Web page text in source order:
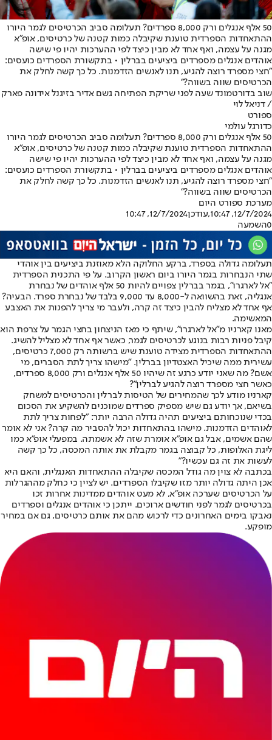
50 אלף אנגלים ורק 8,000 ספרדים? תעלומה סביב הכרטיסים לגמר היורו
ההתאחדות הספרדית טוענת שקיבלה כמות קטנה של כרטיסים, אופ"א
מגנה על עצמה, ואף אחד לא מבין כיצד לפי ההערכות יהיו פי שישה
אוהדים אנגלים מספרדים ביציעים בברלין • בתקשורת הספרדים כועסים:
"חצי מספרד רוצה להגיע, תנו לאנשים הזדמנות. כל כך קשה לחלק את
הכרטיסים שווה בשווה?"
שוב בדורטמונד שעה לפני שריקת הפתיחה גשם אדיר בזיגנל אידונה פארק
/ דניאל לוי
ספורט
כדורגל עולמי
50 אלף אנגלים ורק 8,000 ספרדים? תעלומה סביב הכרטיסים לגמר היורו
ההתאחדות הספרדית טוענת שקיבלה כמות קטנה של כרטיסים, אופ"א
מגנה על עצמה, ואף אחד לא מבין כיצד לפי ההערכות יהיו פי שישה
אוהדים אנגלים מספרדים ביציעים בברלין • בתקשורת הספרדים כועסים:
"חצי מספרד רוצה להגיע, תנו לאנשים הזדמנות. כל כך קשה לחלק את
הכרטיסים שווה בשווה?"
מערכת ספורט היום
12/7/2024, 10:47
,עודכן12/7/2024, 10:47
0השמעה
תעלומה גדולה בספרד, ברקע החלוקה הלא מאוזנת ביציעים בין אוהדי
שתי הנבחרות בגמר היורו ביום ראשון הקרוב. על פי התכנית הספרדית
"אל לארגרו", בגמר בברלין צפויים להיות 50 אלף אוהדים של נבחרת
אנגליה, זאת בהשוואה ל-8,000 עד 9,000 בלבד של נבחרת ספרד. הבעיה?
אף אחד לא מצליח להבין כיצד זה קרה, ולעבר מי צריך להפנות את האצבע
המאשימה.
מאנו קארניו מ"אל לארגרו", שיתף כי מאז הניצחון בחצי הגמר על צרפת הוא
קיבל פניות רבות בנוגע לכרטיסים לגמר, כאשר אף אחד לא מצליל להשיג.
ההתאחדות הספרדית מצידה טוענת שיש ברשותה רק 7,000 כרטיסים,
עשירית ממה שיכיל האצטדיון בברלין. "מישהו צריך לתת הסברים, מי
אשם? מה שאני יודע כרגע זה שיהיו 50 אלף אנגלים ורק 8,000 ספרדים,
כאשר חצי מספרד רוצה להגיע לברלין"?
קארניו מודע לכך שהמחירים של הטיסות לברלין והכרטיסים למשחק
בשיאם, אך יודע גם שיש מספיק ספרדים שמוכנים להשקיע את הסכום
בכדי שנוכחותם ביציעים תהיה גדולה הרבה יותר: "לפחות צריך לתת
לאוהדים הזדמנות. מישהו בהתאחדות יכול להסביר מה קרה? אני לא אומר
שהם אשמים, אבל גם אופ"א אומרת שזה לא אשמתה. במפעלי אופ"א כמו
ליגת האלופות, כל קבוצה בגמר מקבלת את אותה המכסה, כל כך קשה
לעשות את זה גם עכשיו?"
בכתבה לא צוין מה גודל המכסה שקיבלה ההתאחדות האנגלית, והאם היא
אכן היתה גדולה יותר מזו שקיבלו הספרדים. יש לציין כי כחלק מההגרלות
על הכרטיסים שערכה אופ"א, לא מעט אוהדים ממדינות אחרות זכו
בכרטיסים לגמר לפני חודשים ארוכים. ייתכן כי אוהדים אנגלים וספרדים
נאבקו בימים האחרונים כדי לרכוש מהם את אותם כרטיסים, גם אם במחיר
מופקע.